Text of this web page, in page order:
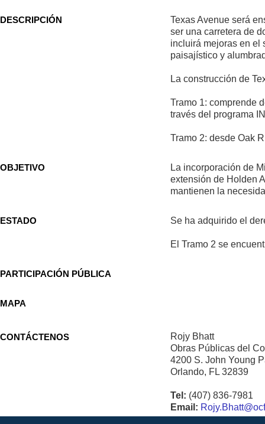
DESCRIPCIÓN
Texas Avenue será
ser una carretera de
incluirá mejoras en el
paisajístico y
La construcción de
Tramo 1: comprende
través del programa
Tramo 2: desde Oak
OBJETIVO
La incorporación de
extensión de Holden
mantienen la
ESTADO Se ha adquirido el
El Tramo 2 se
PARTICIPACIÓN PÚBLICA
MAPA
CONTÁCTENOS
Rojy Bhatt
Obras Públicas del
4200 S. John Young
Orlando, FL 32839
Tel: (407) 836-7981
Email: